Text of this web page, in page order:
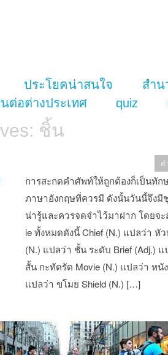
ประโยคน่าสนใจ สำน
นต่อต่างประเทศ quiz
ชิ้น
การสะกดคำศัพท์ให้ถูกต้องก็เป็นทัก
ภาษาอังกฤษที่ควรมี ดังนั้นวันนี้จึง
น่ารู้และควรจดจำไว้มาฝาก โดยจ
ie ทั้งหมดดังนี้ Chief (N.) แปลว่า หั
(N.) แปลว่า ชั้น ระดับ Brief (Adj.)
สั้น กะทัดรัด Movie (N.) แปลว่า หนัง
แปลว่า ขโมย Shield (N.) […]
ค